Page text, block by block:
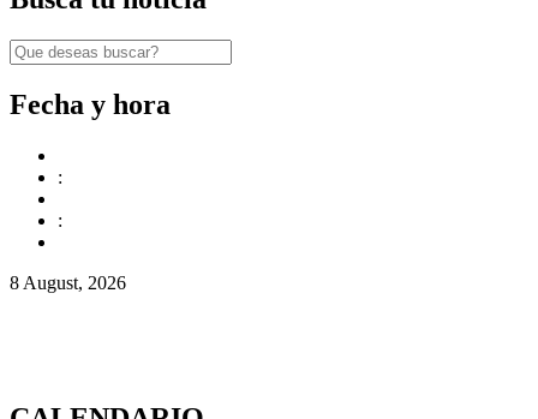
Fecha y hora
:
:
8 August, 2026